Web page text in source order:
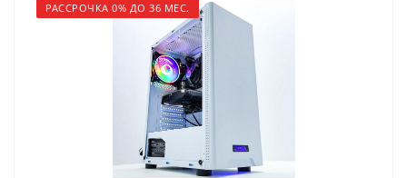
РАССРОЧКА 0% ДО 36 МЕС.